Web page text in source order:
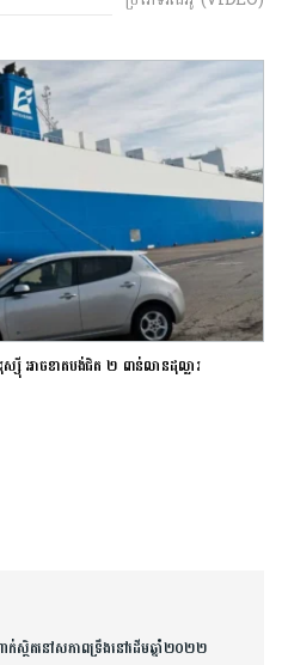
ស៊ី អាចខាតបង់ជិត ២ ពាន់លានដុល្លារ
ក់ស្ថិតនៅសភាពទ្រឹងនៅដើមឆ្នាំ២០២២